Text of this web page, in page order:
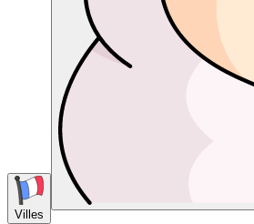
Villes